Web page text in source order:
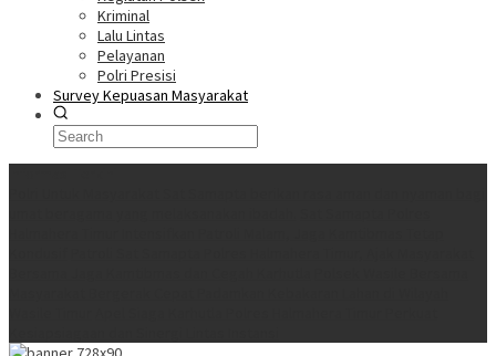
Kriminal
Lalu Lintas
Pelayanan
Polri Presisi
Survey Kepuasan Masyarakat